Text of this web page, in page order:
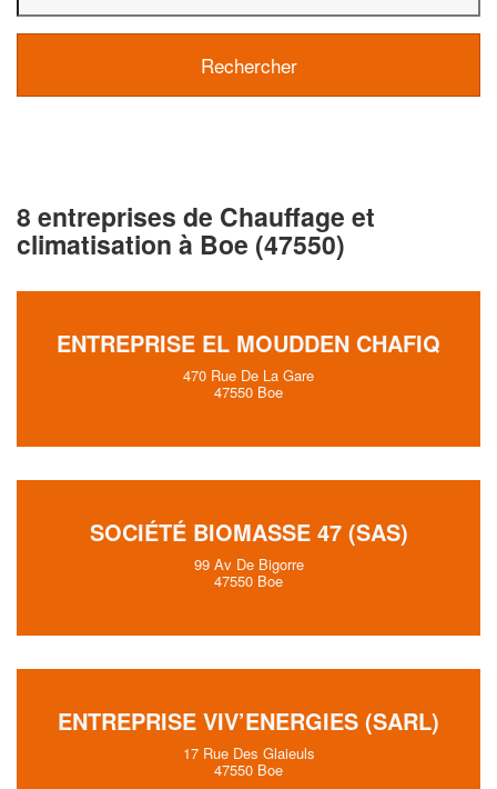
8 entreprises de Chauffage et
climatisation à Boe (47550)
ENTREPRISE EL MOUDDEN CHAFIQ
470 Rue De La Gare
47550 Boe
SOCIÉTÉ BIOMASSE 47 (SAS)
99 Av De Bigorre
47550 Boe
ENTREPRISE VIV’ENERGIES (SARL)
17 Rue Des Glaieuls
47550 Boe